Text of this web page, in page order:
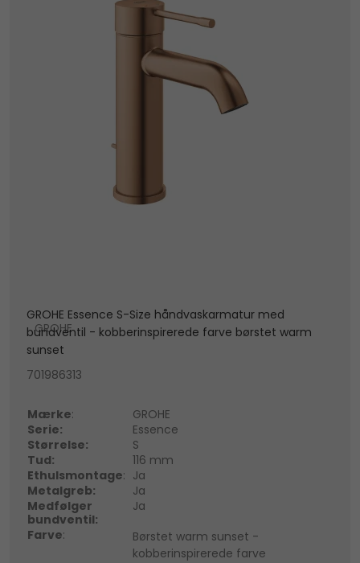
GROHE Essence S-Size håndvaskarmatur med
bundventil - kobberinspirerede farve børstet warm
sunset
GROHE
701986313
Mærke:
GROHE
Serie:
Essence
Størrelse:
S
Tud:
116 mm
Ethulsmontage: Ja
Metalgreb:
Ja
Medfølger
bundventil:
Ja
Farve:
Børstet warm sunset -
kobberinspirerede farve